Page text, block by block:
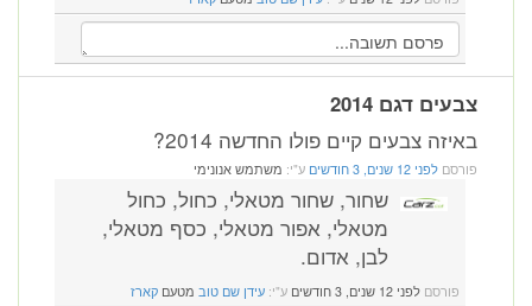
צבעים דגם 2014
באיזה צבעים קיים פולו החדשה 2014?
פורסם לפני 12 שנים, 3 חודשים ע"י: משתמש אנונימי
שחור, שחור מטאלי, כחול, כחול
מטאלי, אפור מטאלי, כסף מטאלי,
לבן, אדום.
פורסם לפני 12 שנים, 3 חודשים ע"י: עידן שם טוב מטעם קארז